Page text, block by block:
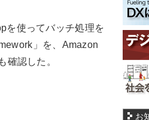
を使ってバッチ処理を
」を、Amazon
確認した。
お